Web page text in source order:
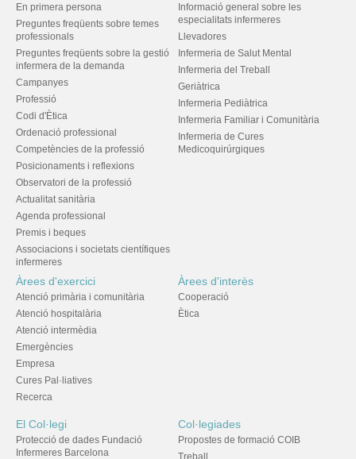
En primera persona
Preguntes freqüents sobre temes
professionals
Preguntes freqüents sobre la gestió
infermera de la demanda
Campanyes
Professió
Codi d'Ètica
Ordenació professional
Competències de la professió
Posicionaments i reflexions
Observatori de la professió
Actualitat sanitària
Agenda professional
Premis i beques
Associacions i societats científiques
infermeres
Informació general sobre les
especialitats infermeres
Llevadores
Infermeria de Salut Mental
Infermeria del Treball
Geriàtrica
Infermeria Pediàtrica
Infermeria Familiar i Comunitària
Infermeria de Cures
Medicoquirúrgiques
Àrees d'exercici
Atenció primària i comunitària
Atenció hospitalària
Atenció intermèdia
Emergències
Empresa
Cures Pal·liatives
Recerca
Àrees d'interès
Cooperació
Ètica
El Col·legi
Protecció de dades Fundació
Infermeres Barcelona
Col·legiades
Propostes de formació COIB
Treball